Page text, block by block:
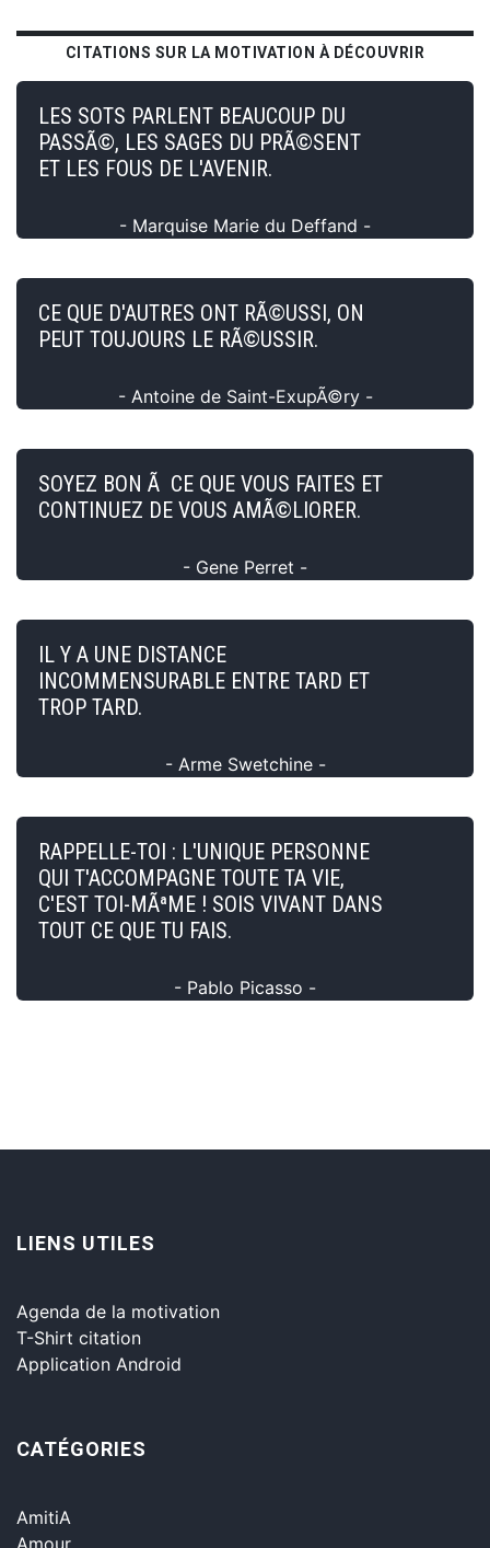
CITATIONS SUR LA MOTIVATION À DÉCOUVRIR
LES SOTS PARLENT BEAUCOUP DU
PASSÃ©, LES SAGES DU PRÃ©SENT
ET LES FOUS DE L'AVENIR.
- Marquise Marie du Deffand -
CE QUE D'AUTRES ONT RÃ©USSI, ON
PEUT TOUJOURS LE RÃ©USSIR.
- Antoine de Saint-ExupÃ©ry -
SOYEZ BON Ã CE QUE VOUS FAITES ET
CONTINUEZ DE VOUS AMÃ©LIORER.
- Gene Perret -
IL Y A UNE DISTANCE
INCOMMENSURABLE ENTRE TARD ET
TROP TARD.
- Arme Swetchine -
RAPPELLE-TOI : L'UNIQUE PERSONNE
QUI T'ACCOMPAGNE TOUTE TA VIE,
C'EST TOI-MÃªME ! SOIS VIVANT DANS
TOUT CE QUE TU FAIS.
- Pablo Picasso -
LIENS UTILES
Agenda de la motivation
T-Shirt citation
Application Android
CATÉGORIES
AmitiA
Amour